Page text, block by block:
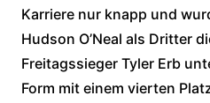
Karriere nur knapp und
Hudson O’Neal als Dritter
Freitagssieger Tyler Erb
Form mit einem vierten